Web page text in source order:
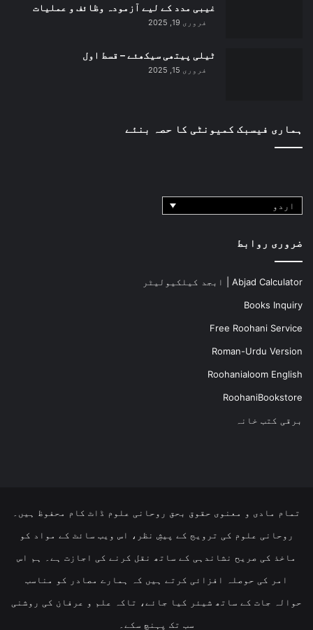
غیبی مدد کے لیے آزمودہ وظائف و عملیات
فروری 19, 2025
ٹیلی پیتھی سیکھئے – قسط اول
فروری 15, 2025
ہماری فیسبک کمیونٹی کا حصہ بنئے
اردو
ضروری روابط
Abjad Calculator | ابجد کیلکیولیٹر
Books Inquiry
Free Roohani Service
Roman-Urdu Version
Roohanialoom English
RoohaniBookstore
برقی کتب خانہ
تمام مادی و معنوی حقوق بحق روحانی علوم ڈاٹ کام محفوظ ہیں۔
روحانی علوم کی ترویج کے پیشِ نظر، اس ویب سائٹ کے مواد کو
ماخذ کی صریح نشاندہی کے ساتھ نقل کرنے کی اجازت ہے۔ ہم اس
امر کی حوصلہ افزائی کرتے ہیں کہ ہمارے مصادر کو مناسب
حوالہ جات کے ساتھ شیئر کیا جائے، تاکہ علم و عرفان کی روشنی
سب تک پہنچ سکے۔